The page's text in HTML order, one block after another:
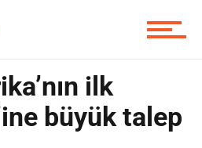
ilk
büyük talep